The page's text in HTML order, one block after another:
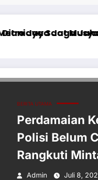
Tetap Aman
Nasional
BERITA UTAMA
Perdamaian
Polisi Belum
Rangkuti
Bertindak
Admin Juli 8,